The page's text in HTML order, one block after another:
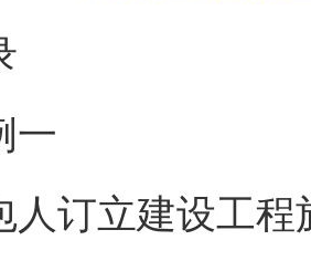
立建设工程